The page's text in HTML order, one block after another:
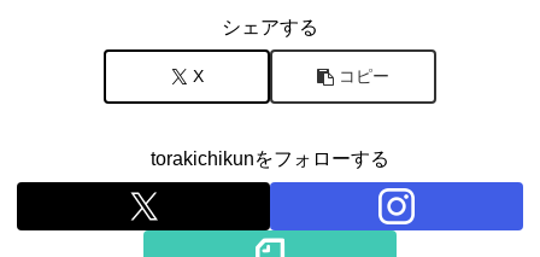
シェアする
X コピー
torakichikunをフォローする